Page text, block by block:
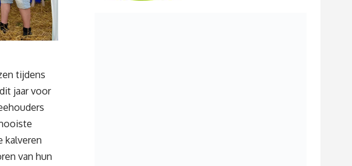
tijdens
jaar voor
kalveren
van hun